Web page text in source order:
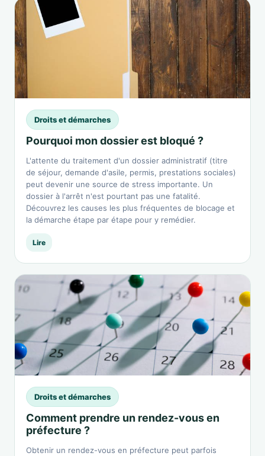
Droits et démarches
Pourquoi mon dossier est bloqué ?
L'attente du traitement d'un dossier administratif (titre
de séjour, demande d'asile, permis, prestations sociales)
peut devenir une source de stress importante. Un
dossier à l'arrêt n'est pourtant pas une fatalité.
Découvrez les causes les plus fréquentes de blocage et
la démarche étape par étape pour y remédier.
Lire
Droits et démarches
Comment prendre un rendez-vous en
préfecture ?
Obtenir un rendez-vous en préfecture peut parfois